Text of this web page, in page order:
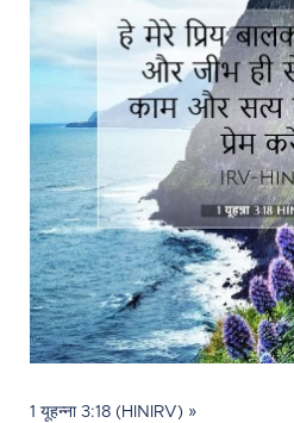
1 यूहन्ना 3:18 (HINIRV) »